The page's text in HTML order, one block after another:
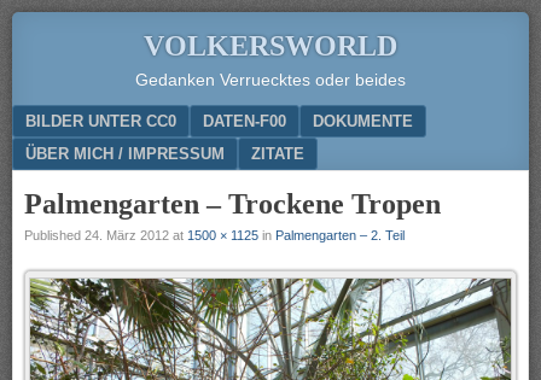
VOLKERSWORLD
Gedanken Verruecktes oder beides
Menu
SKIP TO CONTENT
BILDER UNTER CC0 DATEN-F00
DOKUMENTE
ÜBER MICH / IMPRESSUM
ZITATE
Palmengarten – Trockene Tropen
Published 24. März 2012 at 1500 × 1125 in Palmengarten – 2. Teil